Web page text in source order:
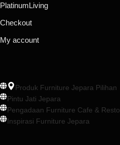
PlatinumLiving
Checkout
My account
Produk Furniture Jepara Pilihan
Pintu Jati Jepara
Pengadaan Furniture Cafe & Resto
Inspirasi Furniture Jepara